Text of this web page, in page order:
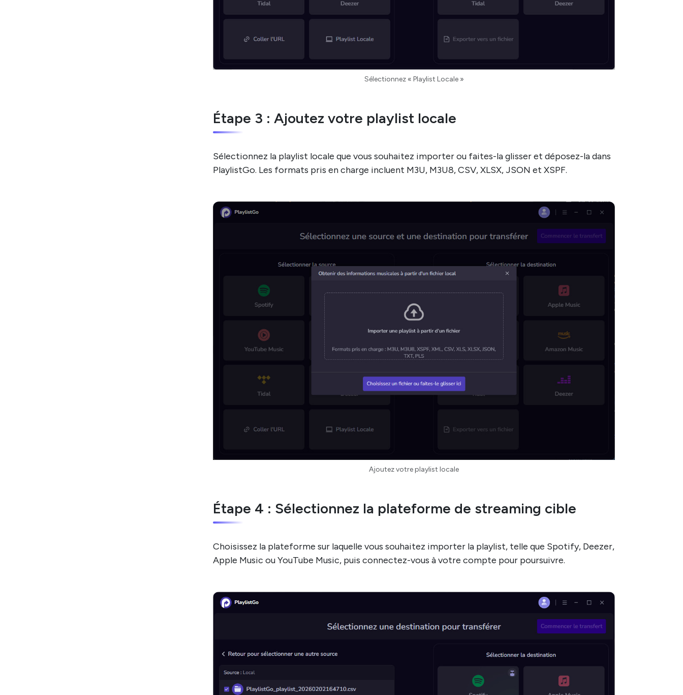
Sélectionnez « Playlist Locale »
Étape 3 : Ajoutez votre playlist locale
Sélectionnez la playlist locale que vous souhaitez importer ou faites-la glisser et déposez-la dans
PlaylistGo. Les formats pris en charge incluent M3U, M3U8, CSV, XLSX, JSON et XSPF.
Ajoutez votre playlist locale
Étape 4 : Sélectionnez la plateforme de streaming cible
Choisissez la plateforme sur laquelle vous souhaitez importer la playlist, telle que Spotify, Deezer,
Apple Music ou YouTube Music, puis connectez-vous à votre compte pour poursuivre.